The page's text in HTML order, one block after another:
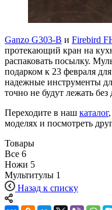
Ganzo G303-B и Firebird
протекающий кран на
распаковать посылку.
подарком к 23 февраля
надежные инструменты
точно не будут лежать без
Переходите в наш каталог
моделях и посмотреть
Товары
Все 6
Ножи 5
Мультитулы 1
Назад к списку